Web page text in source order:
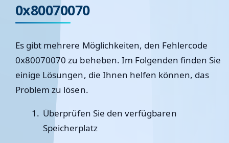
0x80070070
Es gibt mehrere Möglichkeiten, den Fehlercode
0x80070070 zu beheben. Im Folgenden finden Sie
einige Lösungen, die Ihnen helfen können, das
Problem zu lösen.
Überprüfen Sie den verfügbaren
Speicherplatz